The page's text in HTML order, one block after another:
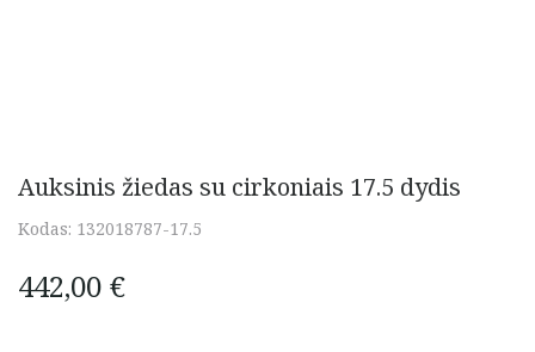
Auksinis žiedas su cirkoniais 17.5 dydis
Kodas: 132018787-17.5
442,00 €